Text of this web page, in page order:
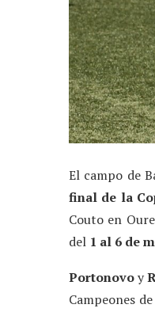
El campo de
final de la
Couto en
del 1 al 6 de
Portonovoy
Campeones